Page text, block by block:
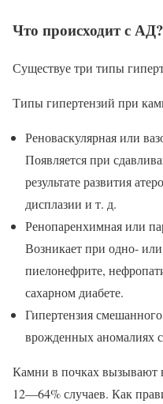
Что происходит с АД?
Существуе три типы
Типы гипертензий при
Реноваскулярная или
Появляется при
результате развития
дисплазии и т. д.
Ренопаренхимная или
Возникает при одно-
пиелонефрите,
сахарном диабете.
Гипертензия
врожденных аномалиях
Камни в почках вызывают
12―64% случаев. Как